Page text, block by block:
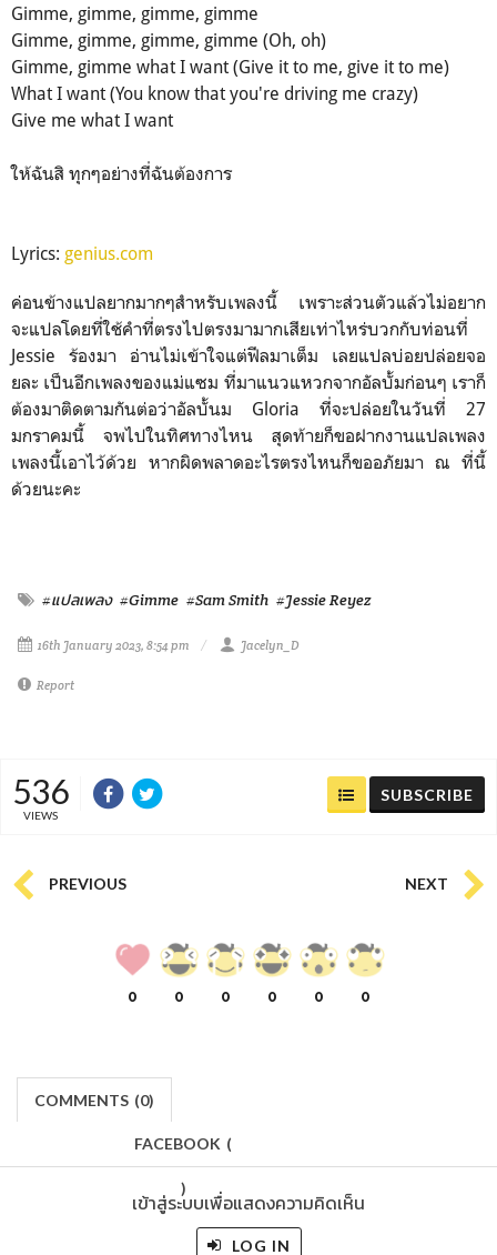
Gimme, gimme, gimme, gimme
Gimme, gimme, gimme, gimme (Oh, oh)
Gimme, gimme what I want (Give it to me, give it to me)
What I want (You know that you're driving me crazy)
Give me what I want
ให้ฉันสิ ทุกๆอย่างที่ฉันต้องการ
Lyrics: genius.com
ค่อนข้างแปลยากมากๆสำหรับเพลงนี้ เพราะส่วนตัวแล้วไม่อยาก
จะแปลโดยที่ใช้คำที่ตรงไปตรงมามากเสียเท่าไหร่บวกกับท่อนที่
Jessie ร้องมา อ่านไม่เข้าใจแต่ฟีลมาเต็ม เลยแปลบ่อยปล่อยจอ
ยละ เป็นอีกเพลงของแม่แซม ที่มาแนวแหวกจากอัลบั้มก่อนๆ เราก็
ต้องมาติดตามกันต่อว่าอัลบั้นม Gloria ที่จะปล่อยในวันที่ 27
มกราคมนี้ จพไปในทิศทางไหน สุดท้ายก็ขอฝากงานแปลเพลง
เพลงนี้เอาไว้ด้วย หากผิดพลาดอะไรตรงไหนก็ขออภัยมา ณ ที่นี้
ด้วยนะคะ
#แปลเพลง #Gimme #Sam Smith #Jessie Reyez
16th January 2023, 8:54 pm Jacelyn_D
Report
536
VIEWS
SUBSCRIBE
PREVIOUS NEXT
0 0 0 0 0 0
COMMENTS (0)
FACEBOOK (
)
เข้าสู่ระบบเพื่อแสดงความคิดเห็น
LOG IN